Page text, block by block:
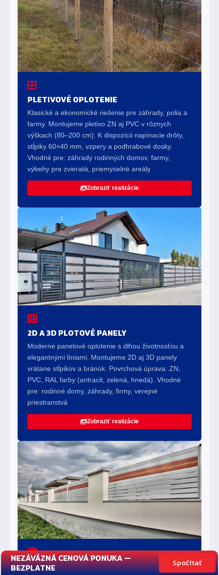
PLETIVOVÉ OPLOTENIE
Klasické a ekonomické riešenie pre záhrady, polia a
farmy. Montujeme pletivo ZN aj PVC v rôznych
výškach (80–200 cm). K dispozícii napínacie drôty,
stĺpiky 60×40 mm, vzpery a podhrabové dosky.
Vhodné pre: záhrady rodinných domov, farmy,
výbehy pre zvieratá, priemyselné areály
Zobraziť realizácie
2D A 3D PLOTOVÉ PANELY
Moderné panelové oplotenie s dlhou životnosťou a
elegantnými líniami. Montujeme 2D aj 3D panely
vrátane stĺpikov a bránok. Povrchová úprava: ZN,
PVC, RAL farby (antracit, zelená, hnedá). Vhodné
pre: rodinné domy, záhrady, firmy, verejné
priestranstvá
Zobraziť realizácie
DEKORATÍVNE OPLOTENIE A BRÁNY
NEZÁVÄZNÁ CENOVÁ PONUKA —
BEZPLATNE
Spočítať